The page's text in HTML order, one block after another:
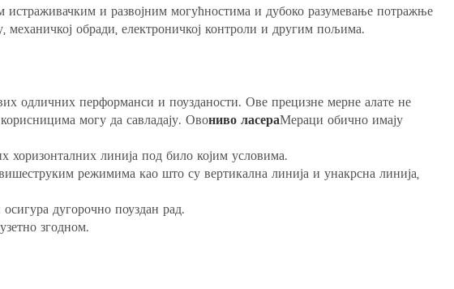
и развојним могућностима и дубоко разумевање потражње
обради, електроничкој контроли и другим пољима.
одличних перформанси и поузданости. Ове прецизне мерне алате не
могу да савладају. Овониво ласераМераци обично имају
хоризонталних линија под било којим условима.
режимима као што су вертикална линија и унакрсна линија,
дугорочно поуздан рад.
згодном.